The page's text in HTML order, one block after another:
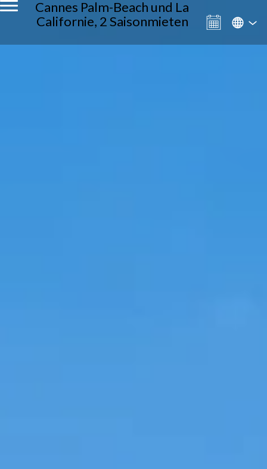
Cannes Palm-Beach und La
Californie, 2 Saisonmieten